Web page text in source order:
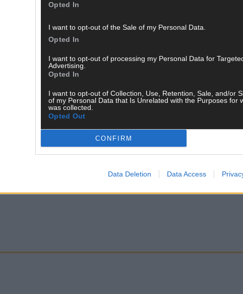
Opted In
I want to opt-out of the Sale of my Personal Data.
Opted In
I want to opt-out of processing my Personal Data for
Advertising.
Opted In
I want to opt-out of Collection, Use, Retention, Sale, and/or
of my Personal Data that Is Unrelated with the Purposes for
was collected.
Opted Out
CONFIRM
Data Deletion Data Access